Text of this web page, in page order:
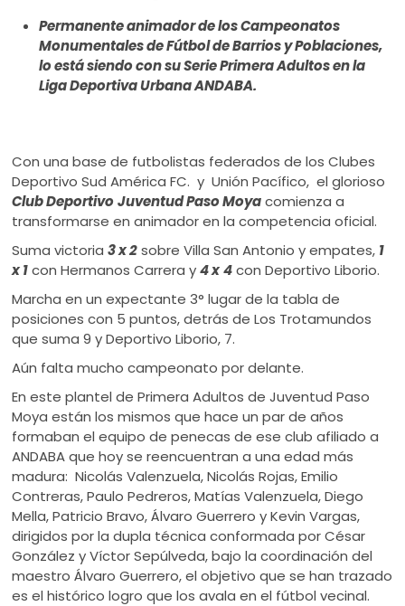
Permanente animador de los Campeonatos
Monumentales de Fútbol de Barrios y Poblaciones,
lo está siendo con su Serie Primera Adultos en la
Liga Deportiva Urbana ANDABA.
Con una base de futbolistas federados de los Clubes
Deportivo Sud América FC. y Unión Pacífico, el glorioso
Club Deportivo Juventud Paso Moyacomienza a
transformarse en animador en la competencia oficial.
Suma victoria3 x 2sobre Villa San Antonio y empates, 1
x 1con Hermanos Carrera y4 x 4con Deportivo Liborio.
Marcha en un expectante 3° lugar de la tabla de
posiciones con 5 puntos, detrás de Los Trotamundos
que suma 9 y Deportivo Liborio, 7.
Aún falta mucho campeonato por delante.
En este plantel de Primera Adultos de Juventud Paso
Moya están los mismos que hace un par de años
formaban el equipo de penecas de ese club afiliado a
ANDABA que hoy se reencuentran a una edad más
madura: Nicolás Valenzuela, Nicolás Rojas, Emilio
Contreras, Paulo Pedreros, Matías Valenzuela, Diego
Mella, Patricio Bravo, Álvaro Guerrero y Kevin Vargas,
dirigidos por la dupla técnica conformada por César
González y Víctor Sepúlveda, bajo la coordinación del
maestro Álvaro Guerrero, el objetivo que se han trazado
es el histórico logro que los avala en el fútbol vecinal.